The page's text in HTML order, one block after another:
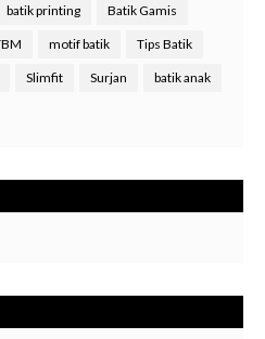
batik printing Batik Gamis
motif batik Tips Batik
Slimfit Surjan batik anak